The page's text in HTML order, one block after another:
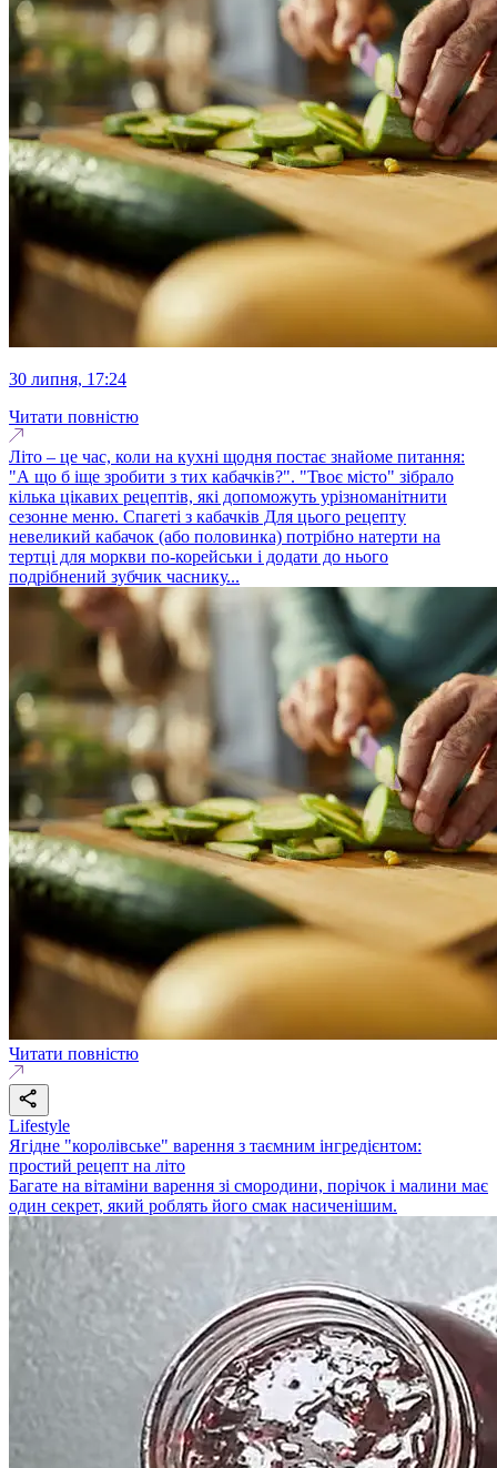
30 липня, 17:24
Читати повністю
Літо – це час, коли на кухні щодня постає знайоме питання:
"А що б іще зробити з тих кабачків?". "Твоє місто" зібрало
кілька цікавих рецептів, які допоможуть урізноманітнити
сезонне меню. Спагеті з кабачків Для цього рецепту
невеликий кабачок (або половинка) потрібно натерти на
тертці для моркви по-корейськи і додати до нього
подрібнений зубчик часнику...
Читати повністю
Lifestyle
Ягідне "королівське" варення з таємним інгредієнтом:
простий рецепт на літо
Багате на вітаміни варення зі смородини, порічок і малини має
один секрет, який роблять його смак насиченішим.